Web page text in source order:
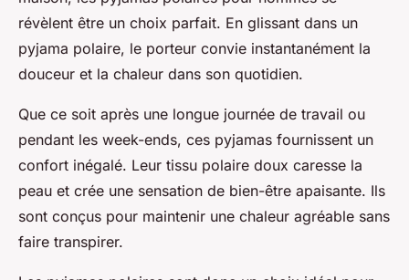
révèlent être un choix parfait. En glissant dans un
pyjama polaire, le porteur convie instantanément la
douceur et la chaleur dans son quotidien.
Que ce soit après une longue journée de travail ou
pendant les week-ends, ces pyjamas fournissent un
confort inégalé. Leur tissu polaire doux caresse la
peau et crée une sensation de bien-être apaisante. Ils
sont conçus pour maintenir une chaleur agréable sans
faire transpirer.